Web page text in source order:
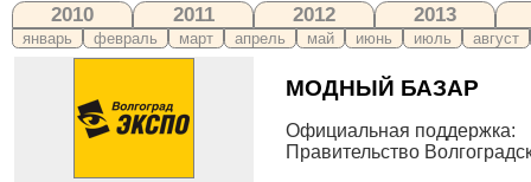
2010 2011 2012 2013
январь февраль март апрель май июнь июль август
МОДНЫЙ БАЗАР
Официальная поддержка:
Правительство